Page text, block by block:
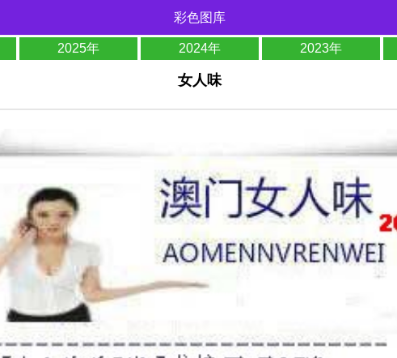
彩色图库
2025年 2024年 2023年
女人味